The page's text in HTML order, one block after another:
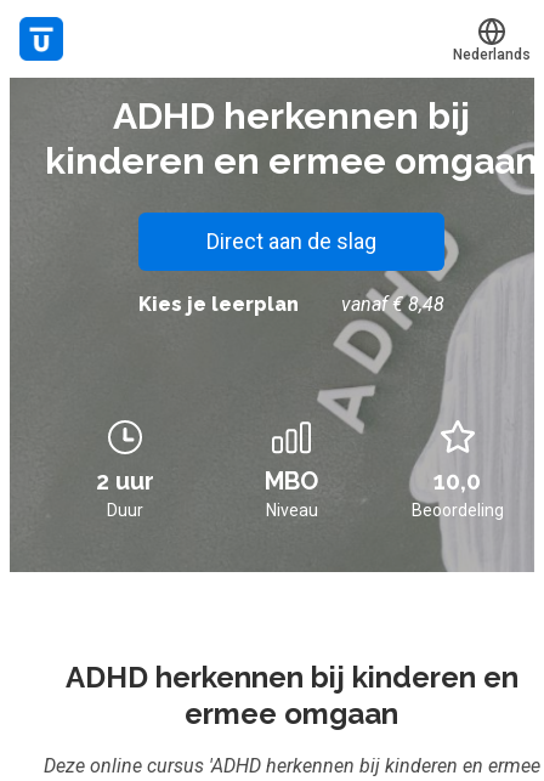
Mijn leerplek
Alle onderwerpen
Experts
Voucher verzilveren
Account en hulp
Meer
Inloggen
Translate
Nederlands
ADHD herkennen bij
kinderen en ermee omgaan
Direct aan de slag
Kies je leerplan vanaf € 8,48
2 uur MBO 10,0
Duur Niveau Beoordeling
ADHD herkennen bij kinderen en
ermee omgaan
Deze online cursus 'ADHD herkennen bij kinderen en ermee